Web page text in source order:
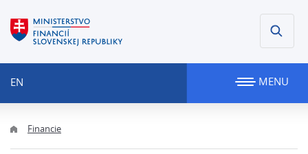
EN MENU
Financie